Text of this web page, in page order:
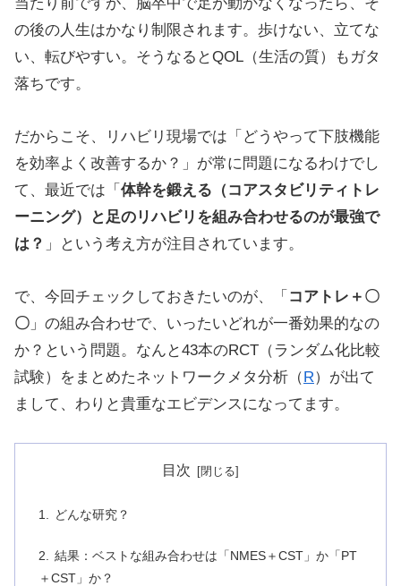
の後の人生はかなり制限されます。歩けない、立てな
い、転びやすい。そうなるとQOL（生活の質）もガタ
落ちです。
だからこそ、リハビリ現場では「どうやって下肢機能
を効率よく改善するか？」が常に問題になるわけでし
て、最近では「 体幹を鍛える（コアスタビリティトレ
ーニング）と足のリハビリを組み合わせるのが最強で
は？ 」という考え方が注目されています。
で、今回チェックしておきたいのが、「 コアトレ＋〇
〇 」の組み合わせで、いったいどれが一番効果的なの
か？という問題。なんと43本のRCT（ランダム化比較
試験）をまとめたネットワークメタ分析（R）が出て
まして、わりと貴重なエビデンスになってます。
目次
どんな研究？
結果：ベストな組み合わせは「NMES＋CST」か「PT
＋CST」か？